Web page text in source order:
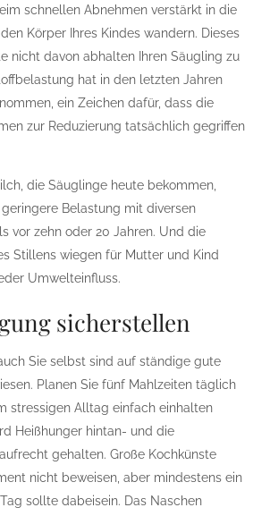
schnellen Abnehmen verstärkt in die
Körper Ihres Kindes wandern. Dieses
nicht davon abhalten Ihren Säugling zu
hat in den letzten Jahren
ein Zeichen dafür, dass die
zur Reduzierung tatsächlich gegriffen
die Säuglinge heute bekommen,
Belastung mit diversen
vor zehn oder 20 Jahren. Und die
Stillens wiegen für Mutter und Kind
Umwelteinfluss.
sicherstellen
Sie selbst sind auf ständige gute
Planen Sie fünf Mahlzeiten täglich
stressigen Alltag einfach einhalten
Heißhunger hintan- und die
gehalten. Große Kochkünste
nicht beweisen, aber mindestens ein
sollte dabeisein. Das Naschen